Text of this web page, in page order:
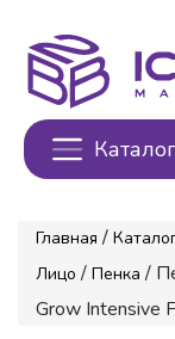
Каталог
Главная /
Лицо / Пенка /
Grow Intensive